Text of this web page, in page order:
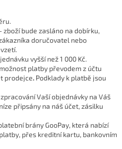
zboží bude zasláno na dobírku,
doručovatel nebo
při převzetí.
vyšší než 1 000 Kč.
platby převodem z účtu
prodejce. Podklady k platbě jsou
Vaší objednávky na Váš
připsány na náš účet, zásilku
brány GooPay, která nabízí
přes kreditní kartu, bankovním